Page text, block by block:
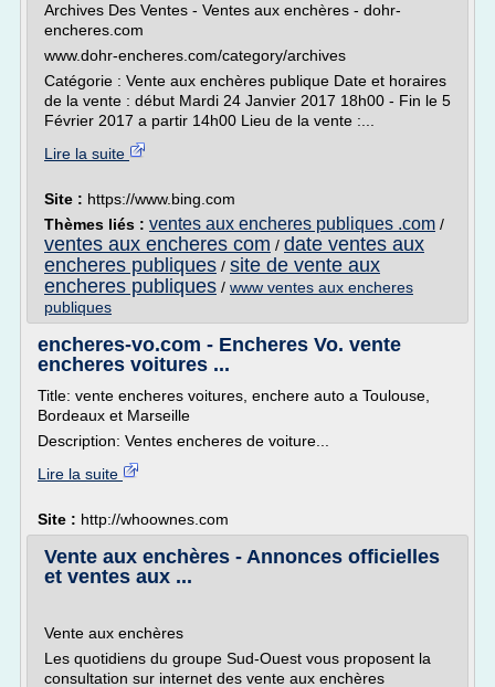
Archives Des Ventes - Ventes aux enchères - dohr-
encheres.com
www.dohr-encheres.com/category/archives
Catégorie : Vente aux enchères publique Date et horaires
de la vente : début Mardi 24 Janvier 2017 18h00 - Fin le 5
Février 2017 a partir 14h00 Lieu de la vente :...
Lire la suite
Site : https://www.bing.com
Thèmes liés : ventes aux encheres publiques .com /
ventes aux encheres com / date ventes aux
encheres publiques / site de vente aux
encheres publiques / www ventes aux encheres
publiques
encheres-vo.com - Encheres Vo. vente
encheres voitures ...
Title: vente encheres voitures, enchere auto a Toulouse,
Bordeaux et Marseille
Description: Ventes encheres de voiture...
Lire la suite
Site : http://whoownes.com
Vente aux enchères - Annonces officielles
et ventes aux ...
Vente aux enchères
Les quotidiens du groupe Sud-Ouest vous proposent la
consultation sur internet des vente aux enchères